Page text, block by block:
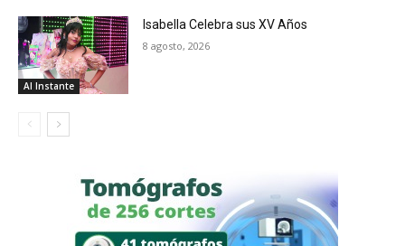
Al Instante
Isabella Celebra sus XV Años
8 agosto, 2026